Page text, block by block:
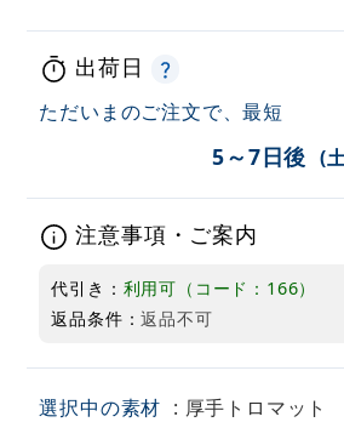
出荷日
ただいまのご注文で、最短
5～7日後 (
注意事項・ご案内
代引き： 利用可（コード：166）
返品条件：返品不可
選択中の素材 : 厚手トロマット